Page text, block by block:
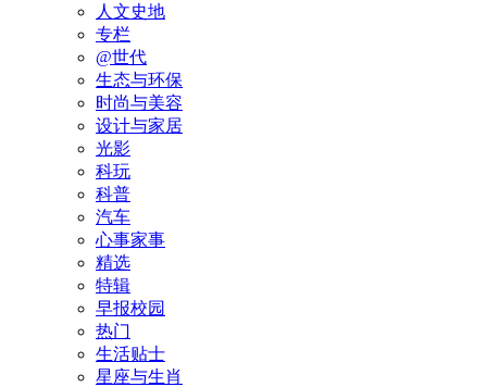
人文史地
专栏
@世代
生态与环保
时尚与美容
设计与家居
光影
科玩
科普
汽车
心事家事
精选
特辑
早报校园
热门
生活贴士
星座与生肖